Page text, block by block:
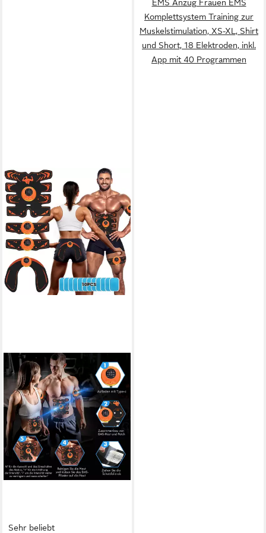
Sehr beliebt
EMS Anzug Frauen EMS
Komplettsystem Training zur
Muskelstimulation, XS-XL, Shirt
und Short, 18 Elektroden, inkl.
App mit 40 Programmen